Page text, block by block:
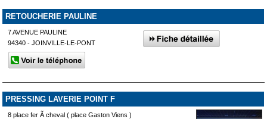
RETOUCHERIE PAULINE
7 AVENUE PAULINE
94340 - JOINVILLE-LE-PONT
PRESSING LAVERIE POINT F
8 place fer Ã cheval ( place Gaston Viens )